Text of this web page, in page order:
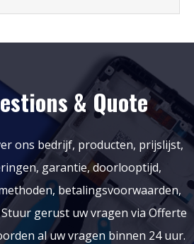
& Quote
ons bedrijf, producten, prijslijst,
garantie, doorlooptijd,
betalingsvoorwaarden,
gerust uw vragen via Offerte
al uw vragen binnen 24 uur.